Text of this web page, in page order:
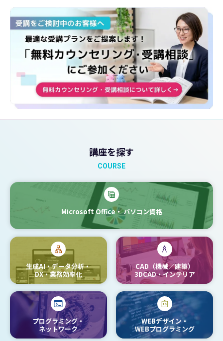
講座を探す
COURSE
Microsoft Office・パソコン資格
生成AI・データ分析・
DX・業務効率化
CAD（機械／建築）
3DCAD・インテリア
プログラミング・
ネットワーク
WEBデザイン・
WEBプログラミング